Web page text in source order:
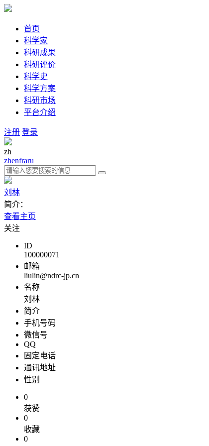
首页
科学家
科研成果
科研评价
科学史
科学方案
科研市场
平台介绍
注册 登录
zh
zhenfraru
刘林
简介：
查看主页
关注
ID
100000071
邮箱
liulin@ndrc-jp.cn
名称
刘林
简介
手机号码
微信号
QQ
固定电话
通讯地址
性别
0
获赞
0
收藏
0